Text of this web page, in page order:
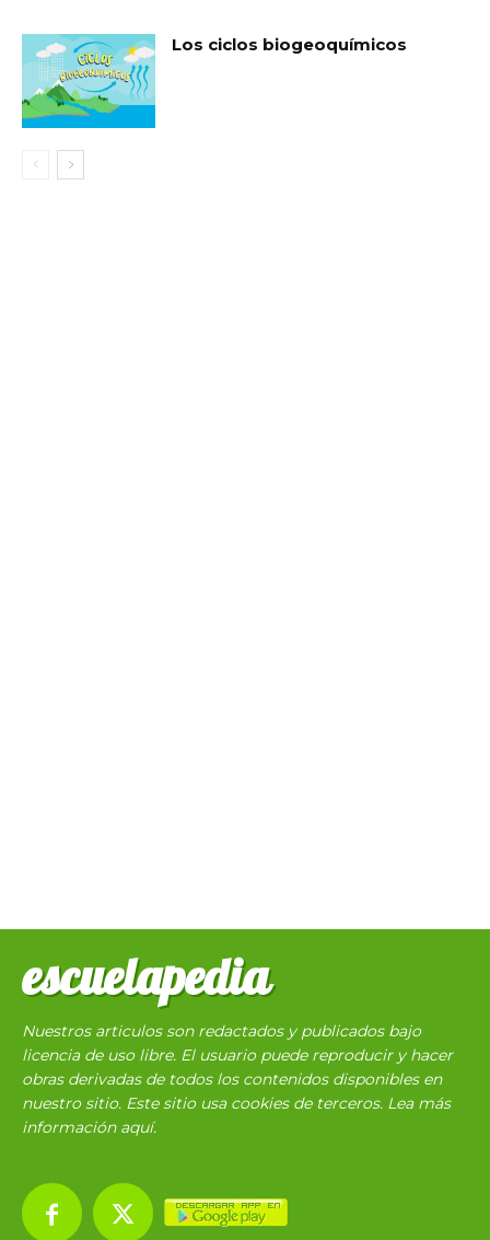
Los ciclos biogeoquímicos
escuelapedia
Nuestros articulos son redactados y publicados bajo
licencia de uso libre. El usuario puede reproducir y hacer
obras derivadas de todos los contenidos disponibles en
nuestro sitio. Este sitio usa cookies de terceros. Lea más
información aquí.